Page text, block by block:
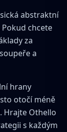
abstraktní
chcete
za
a
hrany
otočí méně
Hrajte Othello
s každým